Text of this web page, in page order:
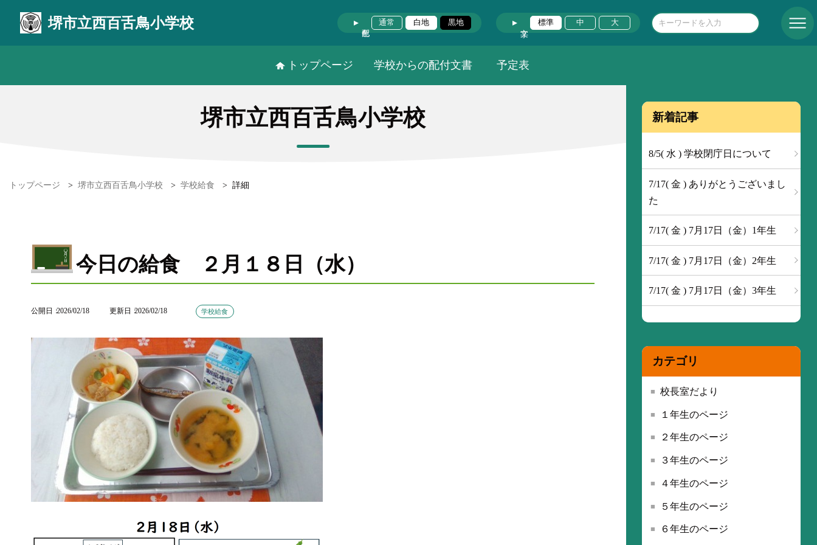
堺市立西百舌鳥小学校 通常 白地 黒地 標準 中 大
トップページ 学校からの配付文書 予定表
堺市立西百舌鳥小学校
トップページ > 堺市立西百舌鳥小学校 > 学校給食 > 詳細
今日の給食 ２月１８日（水）
公開日 2026/02/18 更新日 2026/02/18 学校給食
新着記事
8/5( 水 ) 学校閉庁日について
7/17( 金 ) ありがとうございまし
た
7/17( 金 ) 7月17日（金）1年生
7/17( 金 ) 7月17日（金）2年生
7/17( 金 ) 7月17日（金）3年生
カテゴリ
校長室だより
１年生のページ
２年生のページ
３年生のページ
４年生のページ
５年生のページ
６年生のページ